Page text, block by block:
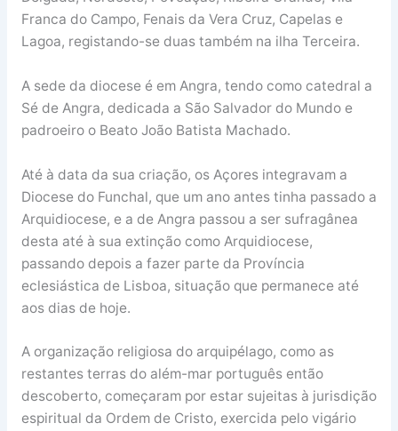
Franca do Campo, Fenais da Vera Cruz, Capelas e
Lagoa, registando-se duas também na ilha Terceira.
A sede da diocese é em Angra, tendo como catedral a
Sé de Angra, dedicada a São Salvador do Mundo e
padroeiro o Beato João Batista Machado.
Até à data da sua criação, os Açores integravam a
Diocese do Funchal, que um ano antes tinha passado a
Arquidiocese, e a de Angra passou a ser sufragânea
desta até à sua extinção como Arquidiocese,
passando depois a fazer parte da Província
eclesiástica de Lisboa, situação que permanece até
aos dias de hoje.
A organização religiosa do arquipélago, como as
restantes terras do além-mar português então
descoberto, começaram por estar sujeitas à jurisdição
espiritual da Ordem de Cristo, exercida pelo vigário